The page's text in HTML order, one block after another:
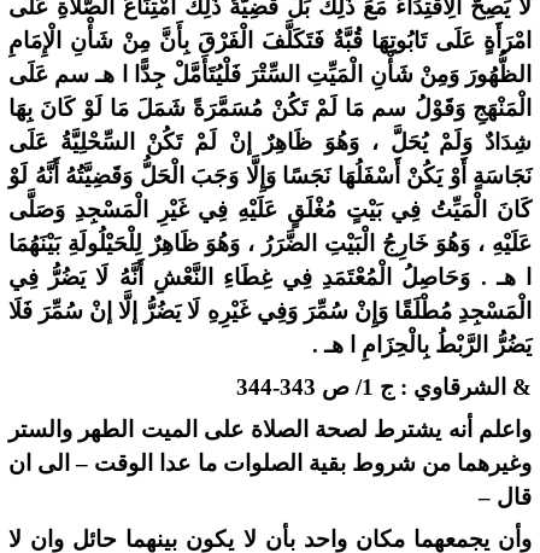
لَا يَصِحُّ الِاقْتِدَاءُ مَعَ ذَلِكَ بَلْ قَضِيَّةُ ذَلِكَ امْتِنَاعُ الصَّلَاةِ عَلَى
امْرَأَةٍ عَلَى تَابُوتِهَا قُبَّةٌ فَتَكَلَّفَ الْفَرْقَ بِأَنَّ مِنْ شَأْنِ الْإِمَامِ
الظُّهُورَ وَمِنْ شَأْنِ الْمَيِّتِ السِّتْرَ فَلْيُتَأَمَّلْ جِدًّا ا هـ سم عَلَى
الْمَنْهَجِ وَقَوْلُ سم مَا لَمْ تَكُنْ مُسَمَّرَةً شَمَلَ مَا لَوْ كَانَ بِهَا
شِدَادٌ وَلَمْ يُحَلَّ ، وَهُوَ ظَاهِرٌ إنْ لَمْ تَكُنْ السِّحْلِيَّةُ عَلَى
نَجَاسَةٍ أَوْ يَكُنْ أَسْفَلُهَا نَجَسًا وَإِلَّا وَجَبَ الْحَلُّ وَقَضِيَّتُهُ أَنَّهُ لَوْ
كَانَ الْمَيِّتُ فِي بَيْتٍ مُغْلَقٍ عَلَيْهِ فِي غَيْرِ الْمَسْجِدِ وَصَلَّى
عَلَيْهِ ، وَهُوَ خَارِجُ الْبَيْتِ الضَّرَرُ ، وَهُوَ ظَاهِرٌ لِلْحَيْلُولَةِ بَيْنَهُمَا
ا هـ . وَحَاصِلُ الْمُعْتَمَدِ فِي غِطَاءِ النَّعْشِ أَنَّهُ لَا يَضُرُّ فِي
الْمَسْجِدِ مُطْلَقًا وَإِنْ سُمِّرَ وَفِي غَيْرِهِ لَا يَضُرُّ إلَّا إنْ سُمِّرَ فَلَا
يَضُرُّ الرَّبْطُ بِالْحِزَامِ ا هـ .
& الشرقاوي : ج 1/ ص 343-344
واعلم أنه يشترط لصحة الصلاة على الميت الطهر والستر
وغيرهما من شروط بقية الصلوات ما عدا الوقت – الى ان
قال –
وأن يجمعهما مكان واحد بأن لا يكون بينهما حائل وان لا